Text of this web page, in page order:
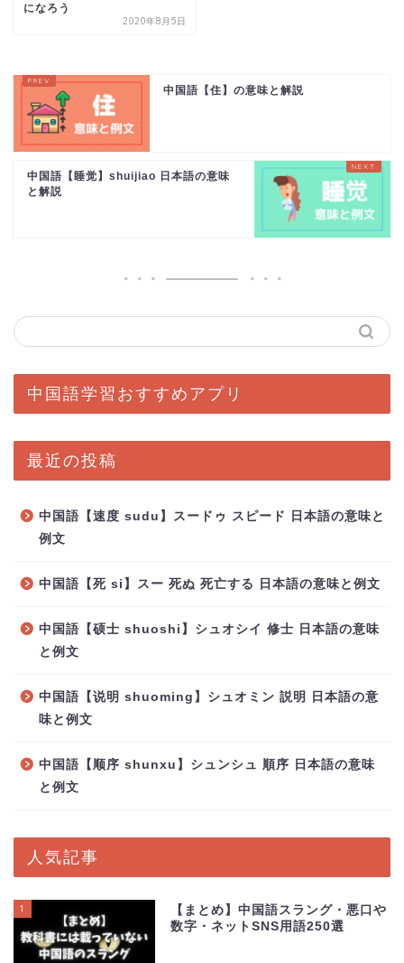
になろう
2020年8月5日
中国語【住】の意味と解説
中国語【睡觉】shuijiao 日本語の意味
と解説
中国語学習おすすめアプリ
最近の投稿
中国語【速度 sudu】スードゥ スピード 日本語の意味と
例文
中国語【死 si】スー 死ぬ 死亡する 日本語の意味と例文
中国語【硕士 shuoshi】シュオシイ 修士 日本語の意味
と例文
中国語【说明 shuoming】シュオミン 説明 日本語の意
味と例文
中国語【顺序 shunxu】シュンシュ 順序 日本語の意味
と例文
人気記事
1
【まとめ】中国語スラング・悪口や
数字・ネットSNS用語250選